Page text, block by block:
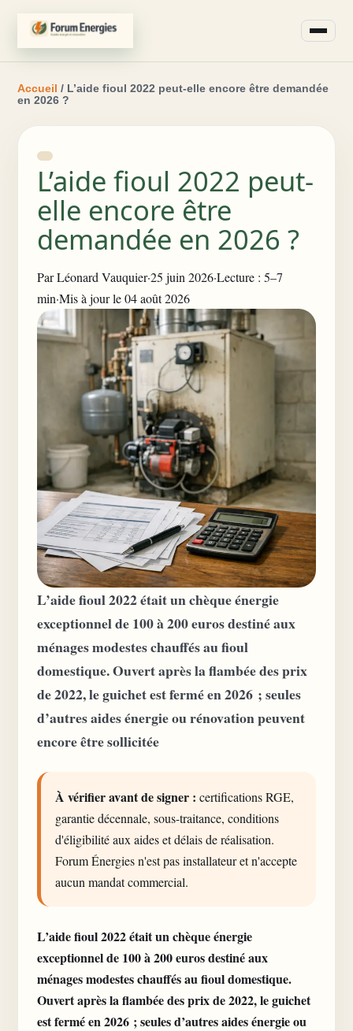
Accueil / L’aide fioul 2022 peut-elle encore être demandée
en 2026 ?
L’aide fioul 2022 peut-
elle encore être
demandée en 2026 ?
ParLéonard Vauquier·25 juin 2026·Lecture : 5–7
min·Mis à jour le 04 août 2026
L’aide fioul 2022 était un chèque énergie
exceptionnel de 100 à 200 euros destiné aux
ménages modestes chauffés au fioul
domestique. Ouvert après la flambée des prix
de 2022, le guichet est fermé en 2026 ; seules
d’autres aides énergie ou rénovation peuvent
encore être sollicitée
À vérifier avant de signer : certifications RGE,
garantie décennale, sous-traitance, conditions
d'éligibilité aux aides et délais de réalisation.
Forum Énergies n'est pas installateur et n'accepte
aucun mandat commercial.
L’aide fioul 2022 était un chèque énergie
exceptionnel de 100 à 200 euros destiné aux
ménages modestes chauffés au fioul domestique.
Ouvert après la flambée des prix de 2022, le guichet
est fermé en 2026 ; seules d’autres aides énergie ou